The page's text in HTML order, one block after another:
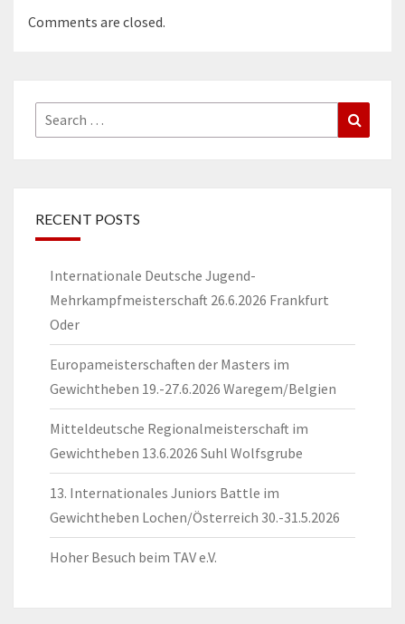
Comments are closed.
Search
for:
RECENT POSTS
Internationale Deutsche Jugend-
Mehrkampfmeisterschaft 26.6.2026 Frankfurt
Oder
Europameisterschaften der Masters im
Gewichtheben 19.-27.6.2026 Waregem/Belgien
Mitteldeutsche Regionalmeisterschaft im
Gewichtheben 13.6.2026 Suhl Wolfsgrube
13. Internationales Juniors Battle im
Gewichtheben Lochen/Österreich 30.-31.5.2026
Hoher Besuch beim TAV e.V.